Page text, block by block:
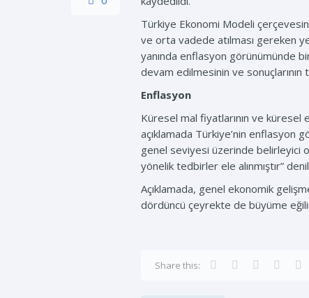
Türkiye Ekonomi Modeli
ve orta vadede atılması gereken
yanında enflasyon görünümünde
devam edilmesinin ve
Enflasyon
Küresel mal fiyatlarının ve
açıklamada Türkiye’nin enflasyon
genel seviyesi üzerinde belirleyici
yönelik tedbirler ele alınmıştır”
Açıklamada, genel ekonomik
dördüncü çeyrekte de büyüme
Share this: